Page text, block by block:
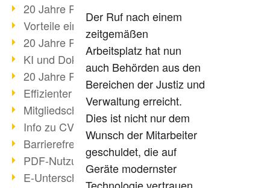
20 Jahre PDF/X (Teil 3)
Vorteile einer PDF-Businesslösung
20 Jahre PDF/X (Teil 2)
KI und Dokumenten-Management
20 Jahre PDF/X (Teil 1)
Effizienter Dokumenten Workflow
Mitgliedschaft PDF Association
Info zu CVE-2022-22965
Barrierefreiheit mehr als Inklusion
PDF-Nutzung durch Pandemie
E-Unterschriften für Verwaltung
Der Ruf nach einem
zeitgemäßen
Arbeitsplatz hat nun
auch Behörden aus den
Bereichen der Justiz und
Verwaltung erreicht.
Dies ist nicht nur dem
Wunsch der Mitarbeiter
geschuldet, die auf
Geräte modernster